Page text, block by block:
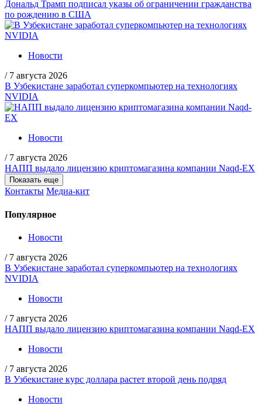
Дональд Трамп подписал указы об ограничении гражданства
по рождению в США
Новости
/ 7 августа 2026
В Узбекистане заработал суперкомпьютер на технологиях
NVIDIA
Новости
/ 7 августа 2026
НАПП выдало лицензию криптомагазина компании Naqd-EX
Показать еще
Контакты Медиа-кит
Популярное
Новости
/ 7 августа 2026
В Узбекистане заработал суперкомпьютер на технологиях
NVIDIA
Новости
/ 7 августа 2026
НАПП выдало лицензию криптомагазина компании Naqd-EX
Новости
/ 7 августа 2026
В Узбекистане курс доллара растет второй день подряд
Новости